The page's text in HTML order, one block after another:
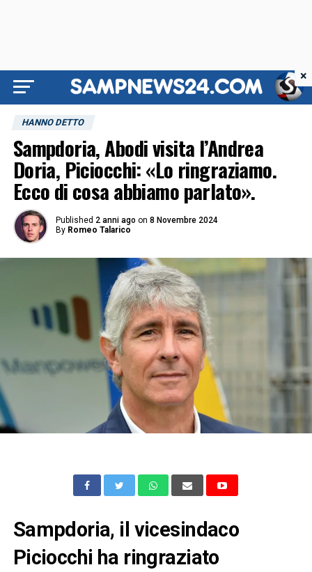
HANNO DETTO
Sampdoria, Abodi visita l’Andrea
Doria, Piciocchi: «Lo ringraziamo.
Ecco di cosa abbiamo parlato».
Published 2 anni ago on 8 Novembre 2024
By Romeo Talarico
Sampdoria, il vicesindaco
Piciocchi ha ringraziato
×